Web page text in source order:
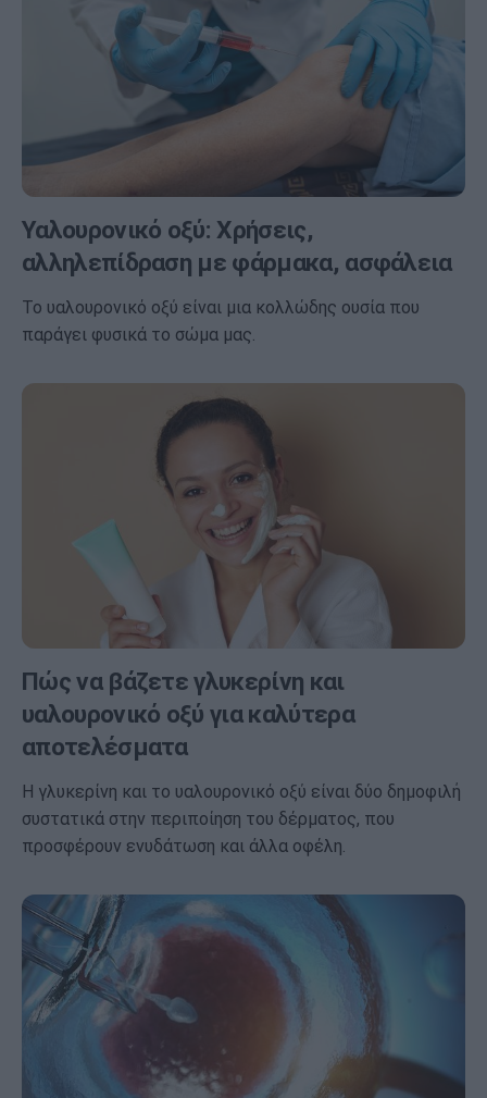
Υαλουρονικό οξύ: Χρήσεις,
αλληλεπίδραση με φάρμακα, ασφάλεια
Το υαλουρονικό οξύ είναι μια κολλώδης ουσία που
παράγει φυσικά το σώμα μας.
Πώς να βάζετε γλυκερίνη και
υαλουρονικό οξύ για καλύτερα
αποτελέσματα
Η γλυκερίνη και το υαλουρονικό οξύ είναι δύο δημοφιλή
συστατικά στην περιποίηση του δέρματος, που
προσφέρουν ενυδάτωση και άλλα οφέλη.